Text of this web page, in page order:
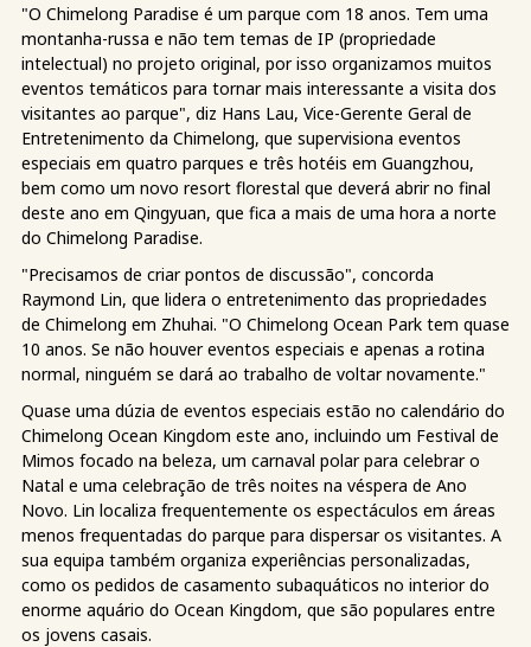
"O Chimelong Paradise é um parque com 18 anos. Tem uma
montanha-russa e não tem temas de IP (propriedade
intelectual) no projeto original, por isso organizamos muitos
eventos temáticos para tornar mais interessante a visita dos
visitantes ao parque", diz Hans Lau, Vice-Gerente Geral de
Entretenimento da Chimelong, que supervisiona eventos
especiais em quatro parques e três hotéis em Guangzhou,
bem como um novo resort florestal que deverá abrir no final
deste ano em Qingyuan, que fica a mais de uma hora a norte
do Chimelong Paradise.
"Precisamos de criar pontos de discussão", concorda
Raymond Lin, que lidera o entretenimento das propriedades
de Chimelong em Zhuhai. "O Chimelong Ocean Park tem quase
10 anos. Se não houver eventos especiais e apenas a rotina
normal, ninguém se dará ao trabalho de voltar novamente."
Quase uma dúzia de eventos especiais estão no calendário do
Chimelong Ocean Kingdom este ano, incluindo um Festival de
Mimos focado na beleza, um carnaval polar para celebrar o
Natal e uma celebração de três noites na véspera de Ano
Novo. Lin localiza frequentemente os espectáculos em áreas
menos frequentadas do parque para dispersar os visitantes. A
sua equipa também organiza experiências personalizadas,
como os pedidos de casamento subaquáticos no interior do
enorme aquário do Ocean Kingdom, que são populares entre
os jovens casais.